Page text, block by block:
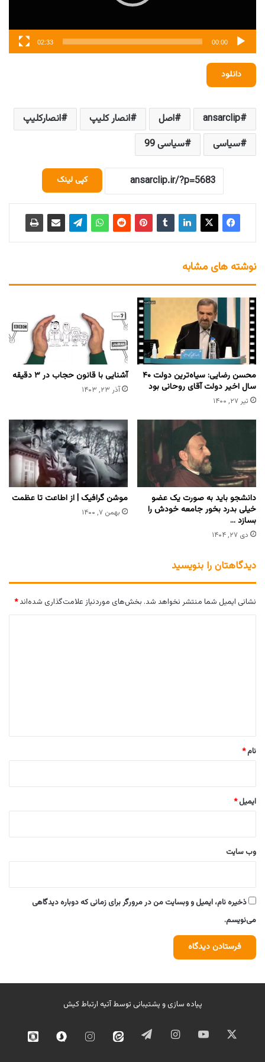
00:00
02:33
دانلود
ansarclip اصل انصار کلیپ
انصارکلیپ
سیاسی
سیاسی 99
کپی لینک
نوشته های مشابه
محسن رضایی: سیاه‌ترین دولت ۴۰
سال اخیر دولت آقای روحانی بود
تیر ۲۷, ۱۴۰۰
آشنایی با قانون حجاب در ۳ دقیقه
آذر ۲۳, ۱۴۰۳
دانشجو باید به صورت یک عضو
خیلی بدرد بخور جامعه خودش را
بسازد …
دی ۲۷, ۱۴۰۴
موشن گرافیک | از اطاعت تا عظمت
بهمن ۷, ۱۴۰۰
دیدگاهتان را بنویسید
نشانی ایمیل شما منتشر نخواهد شد. بخش‌های موردنیاز علامت‌گذاری شده‌اند*
نام*
ایمیل*
وب‌ سایت
ذخیره نام، ایمیل و وبسایت من در مرورگر برای زمانی که دوباره دیدگاهی
می‌نویسم.
پیاده سازی و پشتیبانی توسطآتیه ارتباط کیش
ایکس یوتیوب اینستاگرامتلگرام ایتا
اینستاگرامسروش